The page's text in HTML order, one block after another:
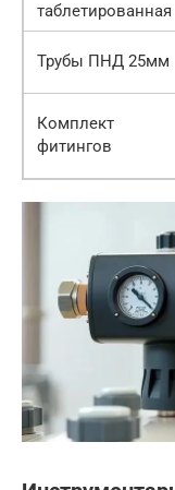
таблетированная
Трубы ПНД 25мм
Комплект
фитингов